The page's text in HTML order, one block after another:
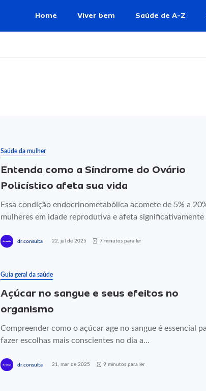
Home Viver bem Saúde de A-Z
Saúde da mulher
Entenda como a Síndrome do Ovário
Policístico afeta sua vida
Essa condição endocrinometabólica acomete de 5% a
mulheres em idade reprodutiva e afeta significativamente
dr.consulta 22, jul de 2025 7 minutos para ler
Guia geral da saúde
Açúcar no sangue e seus efeitos no
organismo
Compreender como o açúcar age no sangue é essencial
fazer escolhas mais conscientes no dia a...
dr.consulta 21, mar de 2025 9 minutos para ler